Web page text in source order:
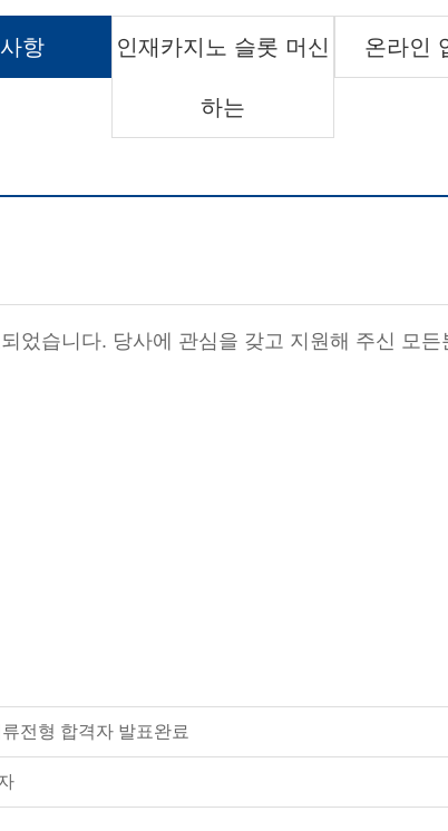
항 인재카지노 슬롯 머신
하는
온라인
었습니다. 당사에 관심을 갖고 지원해 주신 모
전형 합격자 발표완료